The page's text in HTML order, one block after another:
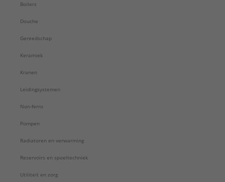
Boilers
Douche
Gereedschap
Keramiek
Kranen
Leidingsystemen
Non-ferro
Pompen
Radiatoren en verwarming
Reservoirs en spoeltechniek
Utiliteit en zorg